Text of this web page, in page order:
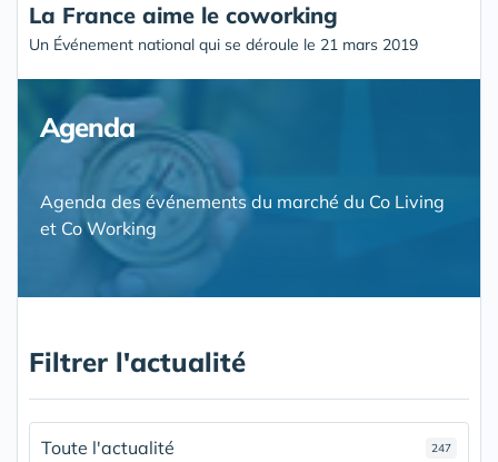
La France aime le coworking
Un Événement national qui se déroule le 21 mars 2019
Agenda
Agenda des événements du marché du Co Living
et Co Working
Filtrer l'actualité
Toute l'actualité 247